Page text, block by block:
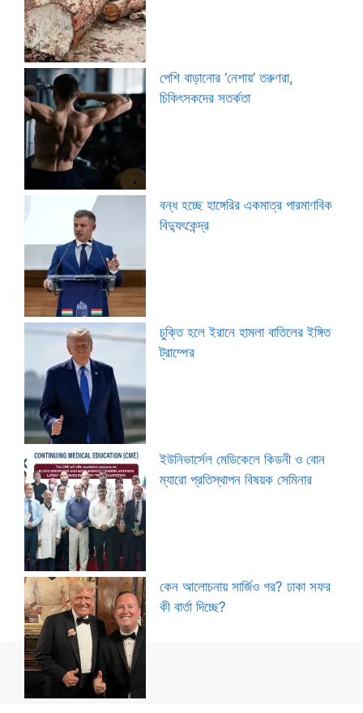
পেশি বাড়ানোর ‘নেশায়’ তরুণরা,
চিকিৎসকদের সতর্কতা
বন্ধ হচ্ছে হাঙ্গেরির একমাত্র পারমাণবিক
বিদ্যুৎকেন্দ্র
চুক্তি হলে ইরানে হামলা বাতিলের ইঙ্গিত
ট্রাম্পের
ইউনিভার্সেল মেডিকেলে কিডনী ও বোন
ম্যারো প্রতিস্থাপন বিষয়ক সেমিনার
কেন আলোচনায় সার্জিও গর? ঢাকা সফর
কী বার্তা দিচ্ছে?